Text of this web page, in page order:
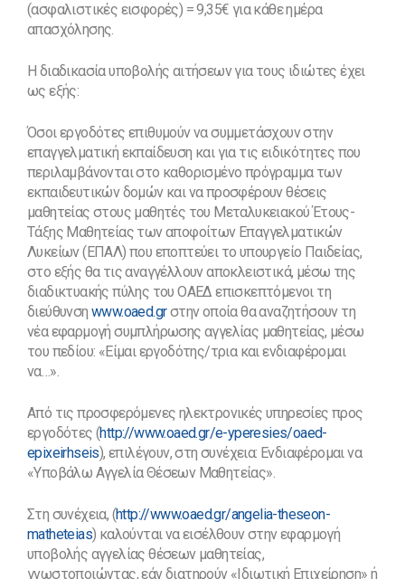
(ασφαλιστικές εισφορές) = 9,35€ για κάθε ημέρα
απασχόλησης.
Η διαδικασία υποβολής αιτήσεων για τους ιδιώτες έχει
ως εξής:
Όσοι εργοδότες επιθυμούν να συμμετάσχουν στην
επαγγελματική εκπαίδευση και για τις ειδικότητες που
περιλαμβάνονται στο καθορισμένο πρόγραμμα των
εκπαιδευτικών δομών και να προσφέρουν θέσεις
μαθητείας στους μαθητές του Μεταλυκειακού Έτους-
Τάξης Μαθητείας των αποφοίτων Επαγγελματικών
Λυκείων (ΕΠΑΛ) που εποπτεύει το υπουργείο Παιδείας,
στο εξής θα τις αναγγέλλουν αποκλειστικά, μέσω της
διαδικτυακής πύλης του ΟΑΕΔ επισκεπτόμενοι τη
διεύθυνση www.oaed.grστην οποία θα αναζητήσουν τη
νέα εφαρμογή συμπλήρωσης αγγελίας μαθητείας, μέσω
του πεδίου: «Είμαι εργοδότης/τρια και ενδιαφέρομαι
να…».
Από τις προσφερόμενες ηλεκτρονικές υπηρεσίες προς
εργοδότες (http://www.oaed.gr/e-yperesies/oaed-
epixeirhseis), επιλέγουν, στη συνέχεια: Ενδιαφέρομαι να
«Υποβάλω Αγγελία Θέσεων Μαθητείας».
Στη συνέχεια, (http://www.oaed.gr/angelia-theseon-
matheteias) καλούνται να εισέλθουν στην εφαρμογή
υποβολής αγγελίας θέσεων μαθητείας,
γνωστοποιώντας, εάν διατηρούν «Ιδιωτική Επιχείρηση» ή